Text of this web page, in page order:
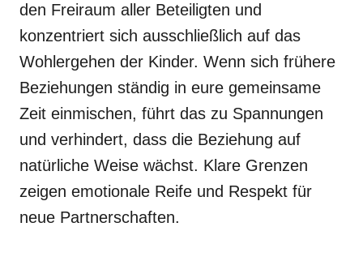
den Freiraum aller Beteiligten und
konzentriert sich ausschließlich auf das
Wohlergehen der Kinder. Wenn sich frühere
Beziehungen ständig in eure gemeinsame
Zeit einmischen, führt das zu Spannungen
und verhindert, dass die Beziehung auf
natürliche Weise wächst. Klare Grenzen
zeigen emotionale Reife und Respekt für
neue Partnerschaften.